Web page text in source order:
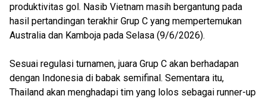
produktivitas gol. Nasib Vietnam masih bergantung pada
hasil pertandingan terakhir Grup C yang mempertemukan
Australia dan Kamboja pada Selasa (9/6/2026).
Sesuai regulasi turnamen, juara Grup C akan berhadapan
dengan Indonesia di babak semifinal. Sementara itu,
Thailand akan menghadapi tim yang lolos sebagai runner-up